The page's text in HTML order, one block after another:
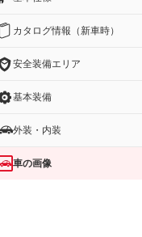
カタログ情報（新車時）
安全装備エリア
基本装備
外装・内装
車の画像